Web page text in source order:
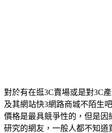
對於有在逛3C賣場或是對3C
及其網站快3網路商城不陌生
價格是最具競爭性的，但是
研究的網友，一般人都不知道